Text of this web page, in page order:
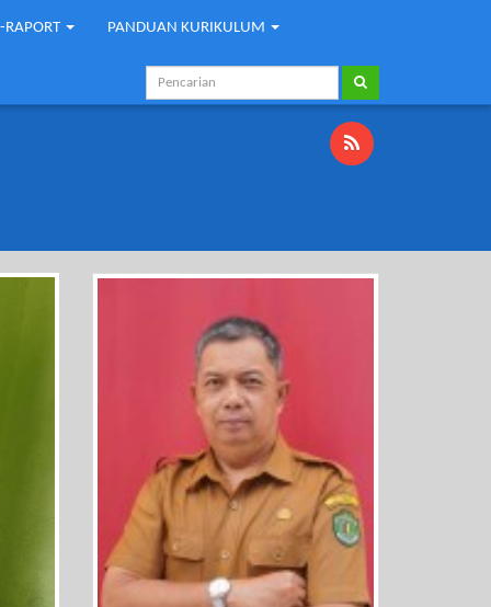
RAPORT PANDUAN KURIKULUM